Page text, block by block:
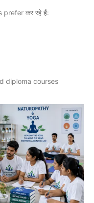
कर रहे हैं:
diploma courses